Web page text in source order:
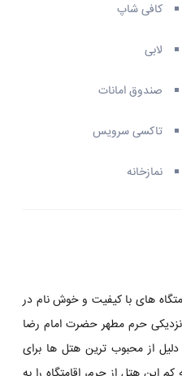
کافی شاپ
لابی
صندوق امانات
تاکسی سرویس
نمازخانه
های با کیفیت و خوش نام در
حرم مطهر حضرت امام رضا
دلیل از محبوب ترین هتل ها برای